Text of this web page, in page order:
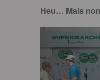
Heu… Mais